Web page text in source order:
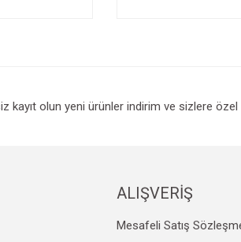
kayıt olun yeni ürünler indirim ve sizlere
ALIŞVERİŞ
Mesafeli Satış